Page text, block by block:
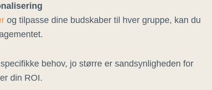
og tilpasse dine budskaber til hver gruppe, kan du
behov, jo større er sandsynligheden for
din ROI.